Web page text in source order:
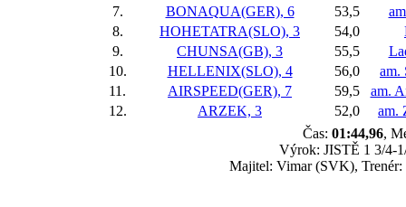
7.
BONAQUA(GER), 6 53,5
8.
HOHETATRA(SLO), 3 54,0
9.
CHUNSA(GB), 3 55,5
10.
HELLENIX(SLO), 4 56,0
am.
11.
AIRSPEED(GER), 7 59,5
am.
12.
ARZEK, 3 52,0
am.
Čas: 01:44,96,
Výrok: JISTĚ 1 3/4-
Majitel: Vimar (SVK), Trenér: